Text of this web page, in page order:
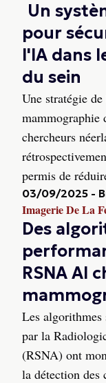
Un
pour
l'IA dans
du sein
Une stratégie
mammographie
chercheurs
permis de
03/09/2025 -
Imagerie De La
Des
RSNA AI
Les
par la
(RSNA) ont
la détection des